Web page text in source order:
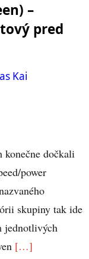
–
pred
Kai
konečne dočkali
power
skupiny tak ide
jednotlivých
[…]